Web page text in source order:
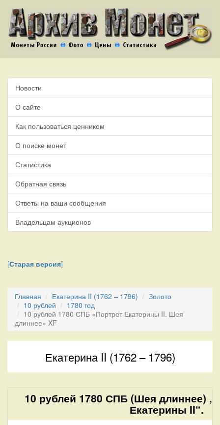
Новости
О сайте
Как пользоваться ценником
О поиске монет
Статистика
Обратная связь
Ответы на ваши сообщения
Владельцам аукционов
[Старая версия]
Главная Екатерина II (1762 – 1796)
Золото
10 рублей
1780 год
10 рублей 1780 СПБ «Портрет Екатерины II. Шея
длиннее» XF
Екатерина II (1762 – 1796)
10 рублей 1780 СПБ (Шея длиннее)
Екатерины II“.